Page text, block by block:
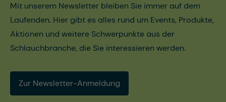
Mit unserem Newsletter bleiben Sie immer auf dem
Laufenden. Hier gibt es alles rund um Events, Produkte,
Aktionen und weitere Schwerpunkte aus der
Schlauchbranche, die Sie interessieren werden.
Zur Newsletter-Anmeldung